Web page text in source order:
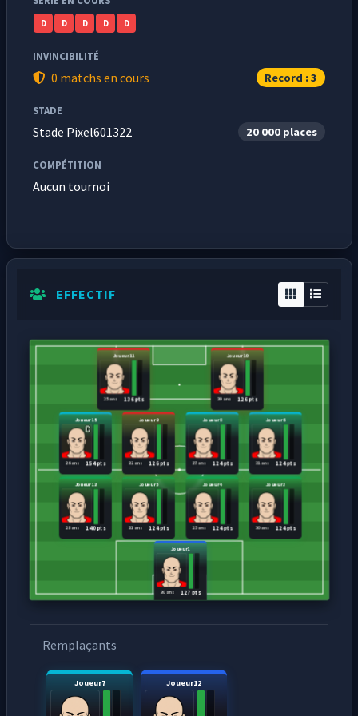
D D D D D
INVINCIBILITÉ
0 matchs en cours Record : 3
STADE
Stade Pixel601322 20 000 places
COMPÉTITION
Aucun tournoi
EFFECTIF
Joueur1
127 pts
30 ans
Joueur13
140 pts
28 ans
Joueur5
124 pts
31 ans
Joueur4
124 pts
25 ans
Joueur3
124 pts
30 ans
Joueur15
154 pts
26 ans
Joueur9
126 pts
32 ans
Joueur8
124 pts
27 ans
Joueur6
124 pts
31 ans
Joueur11
136 pts
25 ans
Joueur10
126 pts
30 ans
Remplaçants
Joueur7 Joueur12